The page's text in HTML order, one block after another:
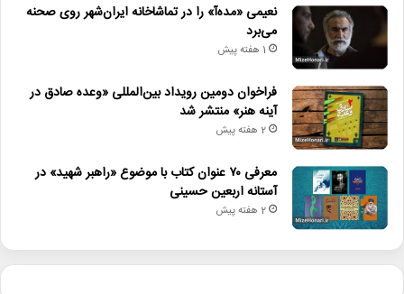
نعیمی «مده‌آ» را در تماشاخانه ایران‌شهر روی صحنه
می‌برد
1 هفته پیش
فراخوان دومین رویداد بین‌المللی «وعده صادق در
آینه هنر» منتشر شد
2 هفته پیش
معرفی ۷۰ عنوان کتاب با موضوع «راهبر شهید» در
آستانه اربعین حسینی
2 هفته پیش